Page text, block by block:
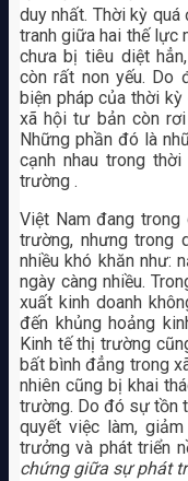
duy nhất. Thời kỳ
tranh giữa hai thế lực
chưa bị tiêu diệt
còn rất non yếu. Do
biện pháp của thời
xã hội tư bản còn
Những phần đó là
cạnh nhau trong
trường .
Việt Nam đang trong
trường, nhưng trong
nhiều khó khăn như:
ngày càng nhiều.
xuất kinh doanh
đến khủng hoảng
Kinh tế thị trường
bất bình đẳng trong
nhiên cũng bị khai
trường. Do đó sự tồn
quyết việc làm,
trưởng và phát triển
chứng giữa sự phát